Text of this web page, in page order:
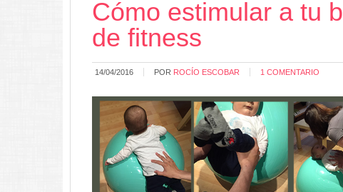
Cómo estimular a tu
de fitness
14/04/2016 POR ROCÍO ESCOBAR 1 COMENTARIO